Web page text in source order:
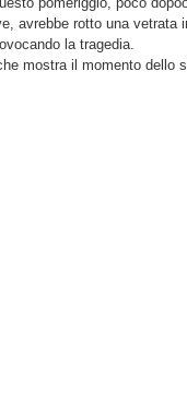
avrebbe rotto una vetrata
la tragedia.
mostra il momento dello